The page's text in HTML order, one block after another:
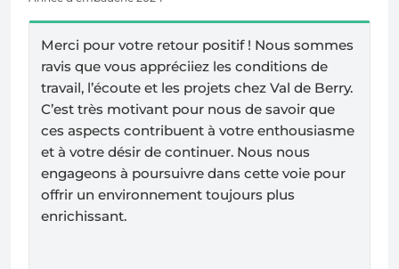
Merci pour votre retour positif ! Nous sommes
ravis que vous appréciiez les conditions de
travail, l’écoute et les projets chez Val de Berry.
C’est très motivant pour nous de savoir que
ces aspects contribuent à votre enthousiasme
et à votre désir de continuer. Nous nous
engageons à poursuivre dans cette voie pour
offrir un environnement toujours plus
enrichissant.